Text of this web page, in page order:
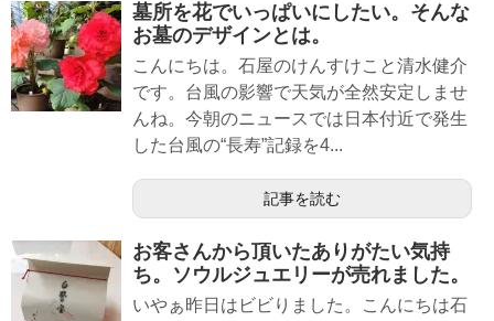
墓所を花でいっぱいにしたい。そんな
お墓のデザインとは。
こんにちは。石屋のけんすけこと清水健介
です。台風の影響で天気が全然安定しませ
んね。今朝のニュースでは日本付近で発生
した台風の“長寿”記録を4...
記事を読む
お客さんから頂いたありがたい気持
ち。ソウルジュエリーが売れました。
いやぁ昨日はビビりました。こんにちは石